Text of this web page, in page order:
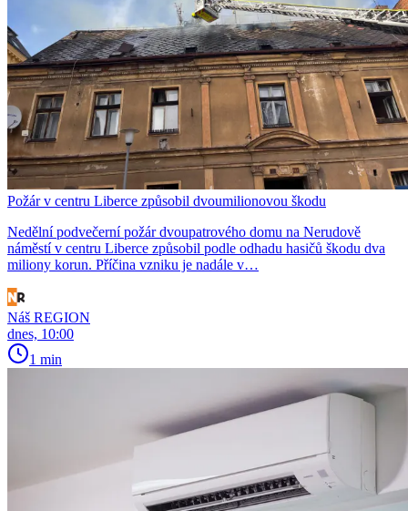
Požár v centru Liberce způsobil dvoumilionovou škodu
Nedělní podvečerní požár dvoupatrového domu na Nerudově
náměstí v centru Liberce způsobil podle odhadu hasičů škodu dva
miliony korun. Příčina vzniku je nadále v…
Náš REGION
dnes, 10:00
1 min